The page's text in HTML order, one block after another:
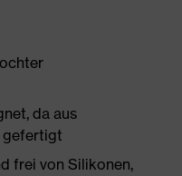
da aus
gefertigt
frei von Silikonen,